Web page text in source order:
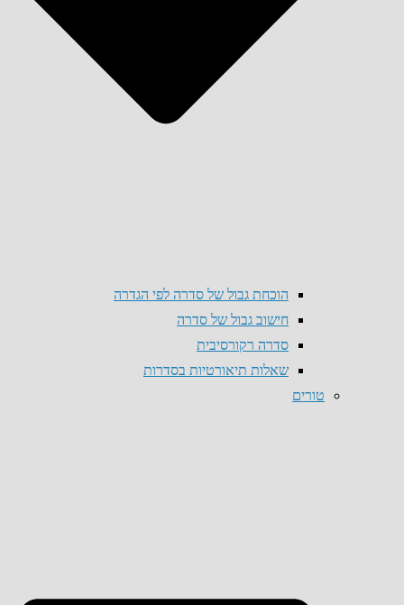
הוכחת גבול של סדרה לפי הגדרה
חישוב גבול של סדרה
סדרה רקורסיבית
שאלות תיאורטיות בסדרות
טורים